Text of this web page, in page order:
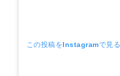
この投稿をInstagramで見る